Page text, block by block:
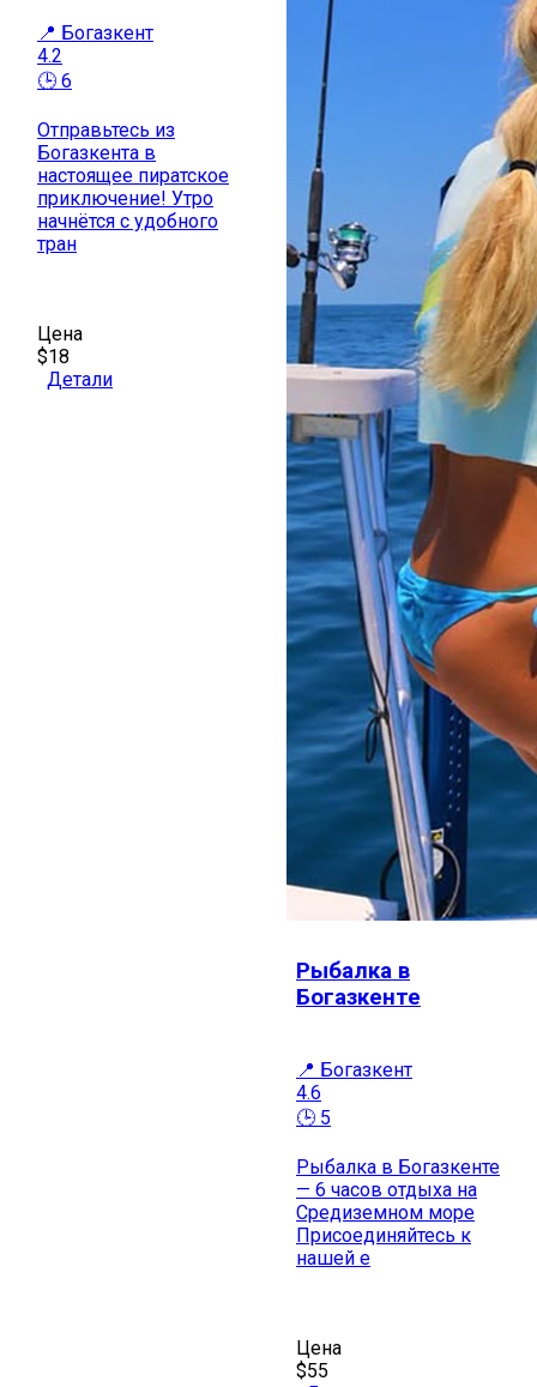
📍 Богазкент
4.2
🕒 6
Отправьтесь из
Богазкента в
настоящее пиратское
приключение! Утро
начнётся с удобного
тран
Цена
$18
Детали
Рыбалка в
Богазкенте
📍 Богазкент
4.6
🕒 5
Рыбалка в Богазкенте
— 6 часов отдыха на
Средиземном море
Присоединяйтесь к
нашей е
Цена
$55